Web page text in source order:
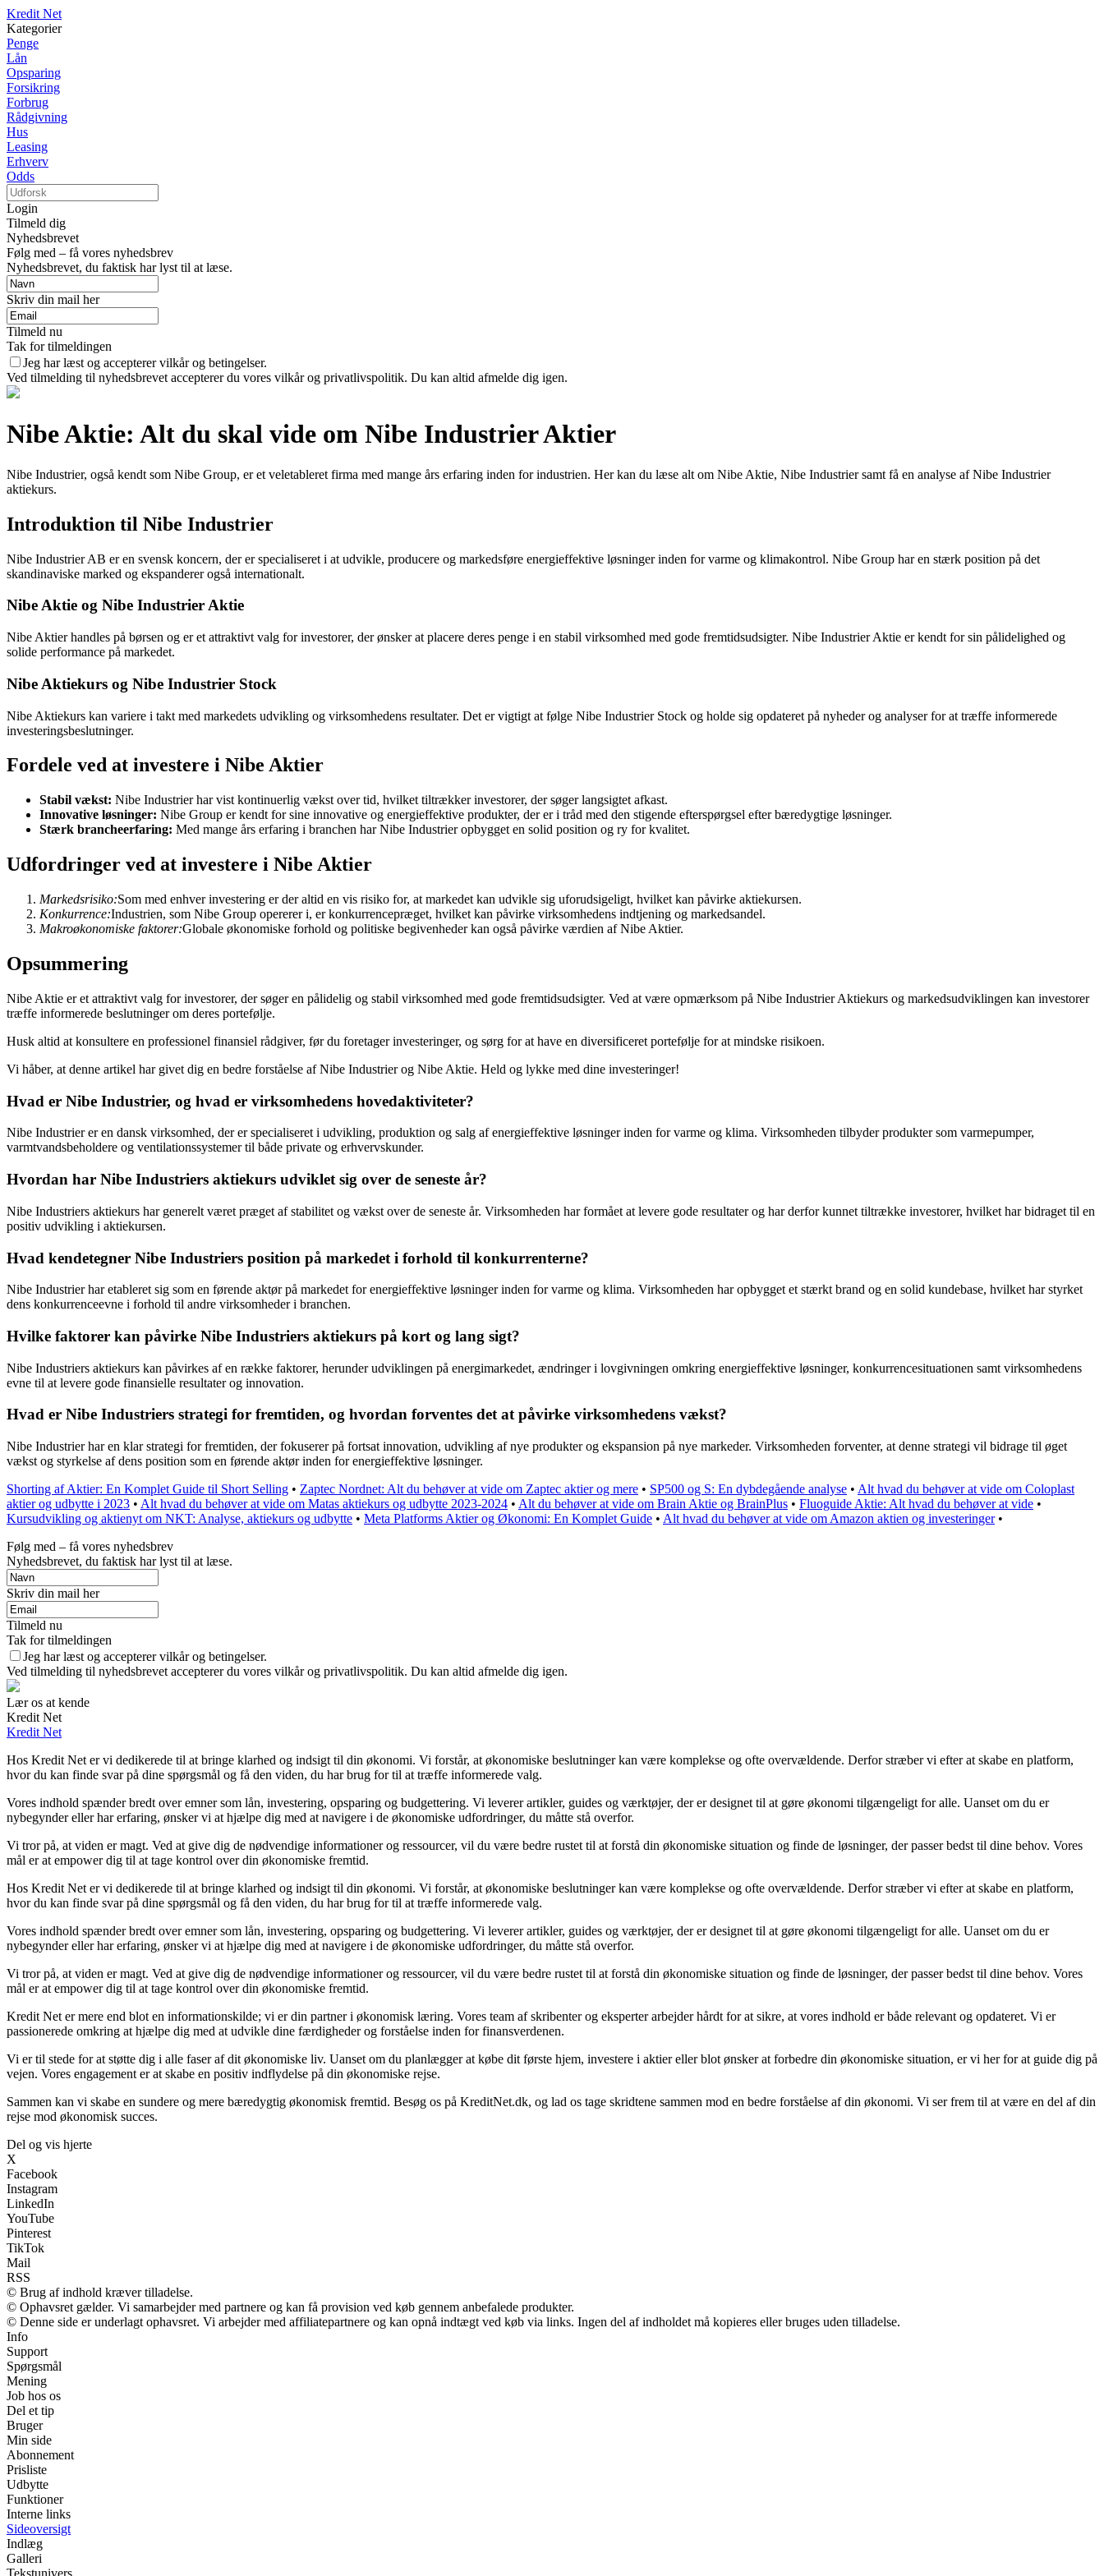
Kredit Net
Kategorier
Penge
Lån
Opsparing
Forsikring
Forbrug
Rådgivning
Hus
Leasing
Erhverv
Odds
Login
Tilmeld dig
Nyhedsbrevet
Følg med – få vores nyhedsbrev
Nyhedsbrevet, du faktisk har lyst til at læse.
Skriv din mail her
Tilmeld nu
Tak for tilmeldingen
Jeg har læst og accepterer vilkår og betingelser.
Ved tilmelding til nyhedsbrevet accepterer du vores vilkår og privatlivspolitik. Du kan altid afmelde dig igen.
Nibe Aktie: Alt du skal vide om Nibe Industrier Aktier
Nibe Industrier, også kendt som Nibe Group, er et veletableret firma med mange års erfaring inden for industrien. Her kan du læse alt om Nibe Aktie, Nibe Industrier samt få en analyse af Nibe Industrier
aktiekurs.
Introduktion til Nibe Industrier
Nibe Industrier AB er en svensk koncern, der er specialiseret i at udvikle, producere og markedsføre energieffektive løsninger inden for varme og klimakontrol. Nibe Group har en stærk position på det
skandinaviske marked og ekspanderer også internationalt.
Nibe Aktie og Nibe Industrier Aktie
Nibe Aktier handles på børsen og er et attraktivt valg for investorer, der ønsker at placere deres penge i en stabil virksomhed med gode fremtidsudsigter. Nibe Industrier Aktie er kendt for sin pålidelighed og
solide performance på markedet.
Nibe Aktiekurs og Nibe Industrier Stock
Nibe Aktiekurs kan variere i takt med markedets udvikling og virksomhedens resultater. Det er vigtigt at følge Nibe Industrier Stock og holde sig opdateret på nyheder og analyser for at træffe informerede
investeringsbeslutninger.
Fordele ved at investere i Nibe Aktier
Stabil vækst: Nibe Industrier har vist kontinuerlig vækst over tid, hvilket tiltrækker investorer, der søger langsigtet afkast.
Innovative løsninger: Nibe Group er kendt for sine innovative og energieffektive produkter, der er i tråd med den stigende efterspørgsel efter bæredygtige løsninger.
Stærk brancheerfaring: Med mange års erfaring i branchen har Nibe Industrier opbygget en solid position og ry for kvalitet.
Udfordringer ved at investere i Nibe Aktier
Markedsrisiko:Som med enhver investering er der altid en vis risiko for, at markedet kan udvikle sig uforudsigeligt, hvilket kan påvirke aktiekursen.
Konkurrence:Industrien, som Nibe Group opererer i, er konkurrencepræget, hvilket kan påvirke virksomhedens indtjening og markedsandel.
Makroøkonomiske faktorer:Globale økonomiske forhold og politiske begivenheder kan også påvirke værdien af Nibe Aktier.
Opsummering
Nibe Aktie er et attraktivt valg for investorer, der søger en pålidelig og stabil virksomhed med gode fremtidsudsigter. Ved at være opmærksom på Nibe Industrier Aktiekurs og markedsudviklingen kan investorer
træffe informerede beslutninger om deres portefølje.
Husk altid at konsultere en professionel finansiel rådgiver, før du foretager investeringer, og sørg for at have en diversificeret portefølje for at mindske risikoen.
Vi håber, at denne artikel har givet dig en bedre forståelse af Nibe Industrier og Nibe Aktie. Held og lykke med dine investeringer!
Hvad er Nibe Industrier, og hvad er virksomhedens hovedaktiviteter?
Nibe Industrier er en dansk virksomhed, der er specialiseret i udvikling, produktion og salg af energieffektive løsninger inden for varme og klima. Virksomheden tilbyder produkter som varmepumper,
varmtvandsbeholdere og ventilationssystemer til både private og erhvervskunder.
Hvordan har Nibe Industriers aktiekurs udviklet sig over de seneste år?
Nibe Industriers aktiekurs har generelt været præget af stabilitet og vækst over de seneste år. Virksomheden har formået at levere gode resultater og har derfor kunnet tiltrække investorer, hvilket har bidraget til en
positiv udvikling i aktiekursen.
Hvad kendetegner Nibe Industriers position på markedet i forhold til konkurrenterne?
Nibe Industrier har etableret sig som en førende aktør på markedet for energieffektive løsninger inden for varme og klima. Virksomheden har opbygget et stærkt brand og en solid kundebase, hvilket har styrket
dens konkurrenceevne i forhold til andre virksomheder i branchen.
Hvilke faktorer kan påvirke Nibe Industriers aktiekurs på kort og lang sigt?
Nibe Industriers aktiekurs kan påvirkes af en række faktorer, herunder udviklingen på energimarkedet, ændringer i lovgivningen omkring energieffektive løsninger, konkurrencesituationen samt virksomhedens
evne til at levere gode finansielle resultater og innovation.
Hvad er Nibe Industriers strategi for fremtiden, og hvordan forventes det at påvirke virksomhedens vækst?
Nibe Industrier har en klar strategi for fremtiden, der fokuserer på fortsat innovation, udvikling af nye produkter og ekspansion på nye markeder. Virksomheden forventer, at denne strategi vil bidrage til øget
vækst og styrkelse af dens position som en førende aktør inden for energieffektive løsninger.
Shorting af Aktier: En Komplet Guide til Short Selling • Zaptec Nordnet: Alt du behøver at vide om Zaptec aktier og mere • SP500 og S: En dybdegående analyse • Alt hvad du behøver at vide om Coloplast
aktier og udbytte i 2023 • Alt hvad du behøver at vide om Matas aktiekurs og udbytte 2023-2024 • Alt du behøver at vide om Brain Aktie og BrainPlus • Fluoguide Aktie: Alt hvad du behøver at vide •
Kursudvikling og aktienyt om NKT: Analyse, aktiekurs og udbytte • Meta Platforms Aktier og Økonomi: En Komplet Guide • Alt hvad du behøver at vide om Amazon aktien og investeringer•
Følg med – få vores nyhedsbrev
Nyhedsbrevet, du faktisk har lyst til at læse.
Skriv din mail her
Tilmeld nu
Tak for tilmeldingen
Jeg har læst og accepterer vilkår og betingelser.
Ved tilmelding til nyhedsbrevet accepterer du vores vilkår og privatlivspolitik. Du kan altid afmelde dig igen.
Lær os at kende
Kredit Net
Kredit Net
Hos Kredit Net er vi dedikerede til at bringe klarhed og indsigt til din økonomi. Vi forstår, at økonomiske beslutninger kan være komplekse og ofte overvældende. Derfor stræber vi efter at skabe en platform,
hvor du kan finde svar på dine spørgsmål og få den viden, du har brug for til at træffe informerede valg.
Vores indhold spænder bredt over emner som lån, investering, opsparing og budgettering. Vi leverer artikler, guides og værktøjer, der er designet til at gøre økonomi tilgængeligt for alle. Uanset om du er
nybegynder eller har erfaring, ønsker vi at hjælpe dig med at navigere i de økonomiske udfordringer, du måtte stå overfor.
Vi tror på, at viden er magt. Ved at give dig de nødvendige informationer og ressourcer, vil du være bedre rustet til at forstå din økonomiske situation og finde de løsninger, der passer bedst til dine behov. Vores
mål er at empower dig til at tage kontrol over din økonomiske fremtid.
Hos Kredit Net er vi dedikerede til at bringe klarhed og indsigt til din økonomi. Vi forstår, at økonomiske beslutninger kan være komplekse og ofte overvældende. Derfor stræber vi efter at skabe en platform,
hvor du kan finde svar på dine spørgsmål og få den viden, du har brug for til at træffe informerede valg.
Vores indhold spænder bredt over emner som lån, investering, opsparing og budgettering. Vi leverer artikler, guides og værktøjer, der er designet til at gøre økonomi tilgængeligt for alle. Uanset om du er
nybegynder eller har erfaring, ønsker vi at hjælpe dig med at navigere i de økonomiske udfordringer, du måtte stå overfor.
Vi tror på, at viden er magt. Ved at give dig de nødvendige informationer og ressourcer, vil du være bedre rustet til at forstå din økonomiske situation og finde de løsninger, der passer bedst til dine behov. Vores
mål er at empower dig til at tage kontrol over din økonomiske fremtid.
Kredit Net er mere end blot en informationskilde; vi er din partner i økonomisk læring. Vores team af skribenter og eksperter arbejder hårdt for at sikre, at vores indhold er både relevant og opdateret. Vi er
passionerede omkring at hjælpe dig med at udvikle dine færdigheder og forståelse inden for finansverdenen.
Vi er til stede for at støtte dig i alle faser af dit økonomiske liv. Uanset om du planlægger at købe dit første hjem, investere i aktier eller blot ønsker at forbedre din økonomiske situation, er vi her for at guide dig på
vejen. Vores engagement er at skabe en positiv indflydelse på din økonomiske rejse.
Sammen kan vi skabe en sundere og mere bæredygtig økonomisk fremtid. Besøg os på KreditNet.dk, og lad os tage skridtene sammen mod en bedre forståelse af din økonomi. Vi ser frem til at være en del af din
rejse mod økonomisk succes.
Del og vis hjerte
X
Facebook
Instagram
LinkedIn
YouTube
Pinterest
TikTok
Mail
RSS
© Brug af indhold kræver tilladelse.
© Ophavsret gælder. Vi samarbejder med partnere og kan få provision ved køb gennem anbefalede produkter.
© Denne side er underlagt ophavsret. Vi arbejder med affiliatepartnere og kan opnå indtægt ved køb via links. Ingen del af indholdet må kopieres eller bruges uden tilladelse.
Info
Support
Spørgsmål
Mening
Job hos os
Del et tip
Bruger
Min side
Abonnement
Prisliste
Udbytte
Funktioner
Interne links
Sideoversigt
Indlæg
Galleri